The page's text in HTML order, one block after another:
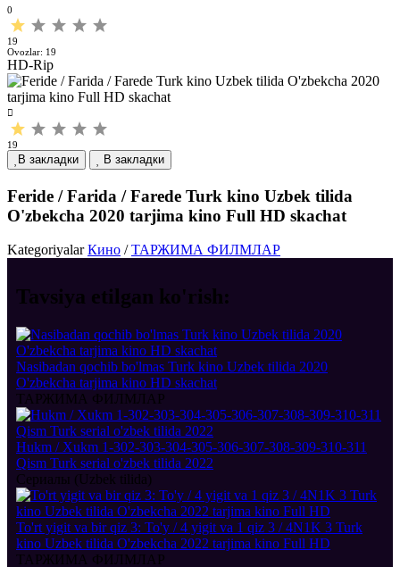
0
19
Ovozlar: 19
HD-Rip
19
В закладки В закладки
Feride / Farida / Farede Turk kino Uzbek tilida
O'zbekcha 2020 tarjima kino Full HD skachat
Kategoriyalar Кино /ТАРЖИМА ФИЛМЛАР
Tavsiya etilgan ko'rish:
Nasibadan qochib bo'lmas Turk kino Uzbek tilida 2020
O'zbekcha tarjima kino HD skachat
ТАРЖИМА ФИЛМЛАР
Hukm / Xukm 1-302-303-304-305-306-307-308-309-310-311
Qism Turk serial o'zbek tilida 2022
Сериалы (Uzbek tilida)
To'rt yigit va bir qiz 3: To'y / 4 yigit va 1 qiz 3 / 4N1K 3 Turk
kino Uzbek tilida O'zbekcha 2022 tarjima kino Full HD
ТАРЖИМА ФИЛМЛАР